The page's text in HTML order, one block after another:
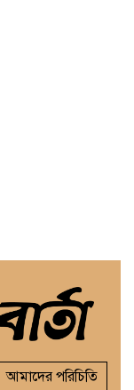
আমাদের পরিচিতি